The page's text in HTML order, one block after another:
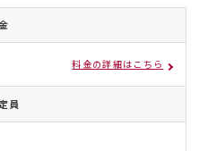
料金の詳細はこちら
員